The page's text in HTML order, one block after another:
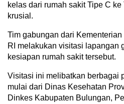
kelas dari rumah sakit Tipe C
krusial.
Tim gabungan dari
RI melakukan visitasi lapangan
kesiapan rumah sakit tersebut.
Visitasi ini melibatkan berbagai
mulai dari Dinas Kesehatan
Dinkes Kabupaten Bulungan,